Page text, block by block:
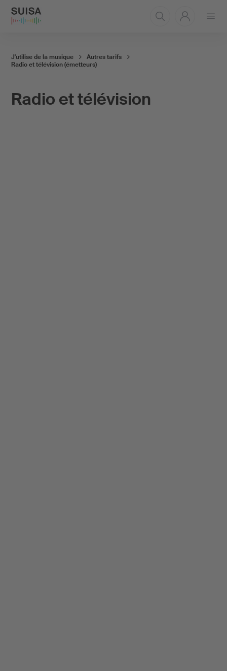
le
Radio et télévision
J'utilise de la musique
Autres tarifs
Radio et télévision (émetteurs)